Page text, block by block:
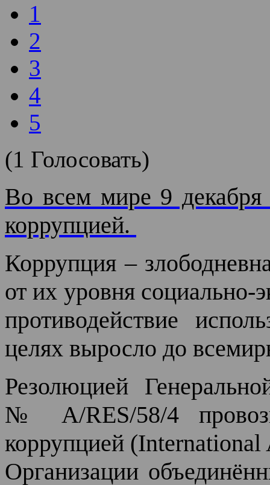
1
2
3
4
5
(1 Голосовать)
Во всем мире 9
коррупцией.
Коррупция –
от их уровня социально-
противодействие
целях выросло до
Резолюцией
№ A/RES/58/4
коррупцией
Организации